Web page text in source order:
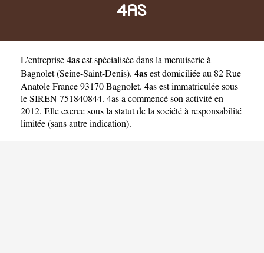
4AS
L'entreprise4asestspécialisée dans la menuiserie à
Bagnolet(Seine-Saint-Denis). 4asest domiciliée au 82 Rue
Anatole France 93170 Bagnolet. 4as est immatriculée sous
le SIREN 751840844. 4as a commencé son activité en
2012. Elle exerce sous la statut de la société à responsabilité
limitée (sans autre indication).